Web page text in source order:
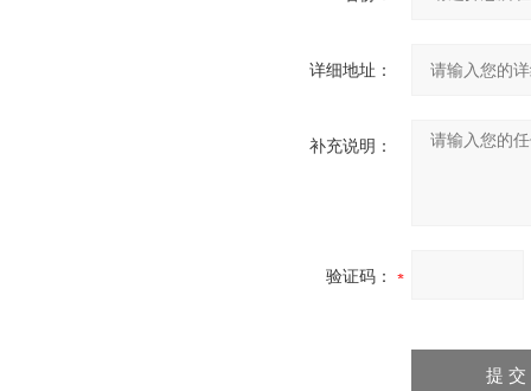
详细地址：
补充说明：
验证码：